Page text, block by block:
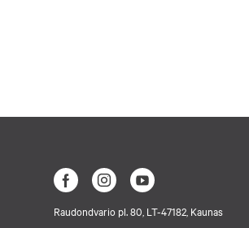
Raudondvario pl. 80, LT-47182, Kaunas